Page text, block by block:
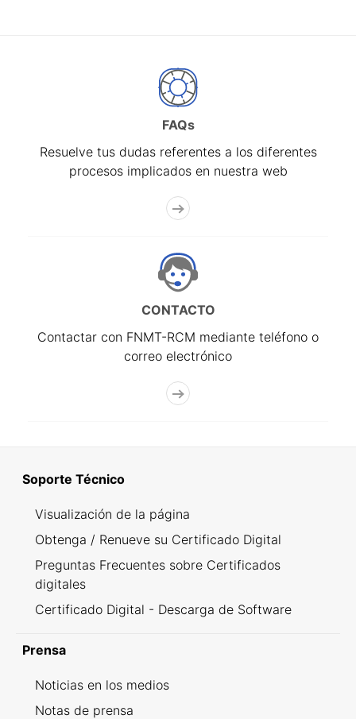
FAQs
Resuelve tus dudas referentes a los diferentes
procesos implicados en nuestra web
CONTACTO
Contactar con FNMT-RCM mediante teléfono o
correo electrónico
Soporte Técnico
Visualización de la página
Obtenga / Renueve su Certificado Digital
Preguntas Frecuentes sobre Certificados
digitales
Certificado Digital - Descarga de Software
Prensa
Noticias en los medios
Notas de prensa